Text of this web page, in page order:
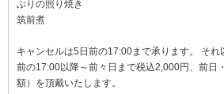
ぶりの照り焼き
筑前煮
キャンセルは5日前の17:00まで承ります。 それ
前の17:00以降～前々日まで税込2,000円、前日
額）を頂戴いたします。